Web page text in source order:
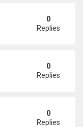
cho người Mỹ
0
Replies
hiện UAV mang
0
Replies
kẻ trộm trong
0
Replies